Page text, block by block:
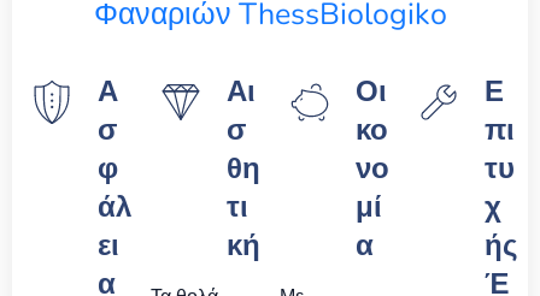
Φαναριών ThessBiologiko
Α
σ
φ
άλ
ει
α
Αι
σ
θη
τι
κή
Οι
κο
νο
μί
α
Ε
πι
τυ
χ
ής
Έ